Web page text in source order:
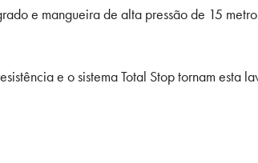
e mangueira de alta pressão de 15
e o sistema Total Stop tornam esta